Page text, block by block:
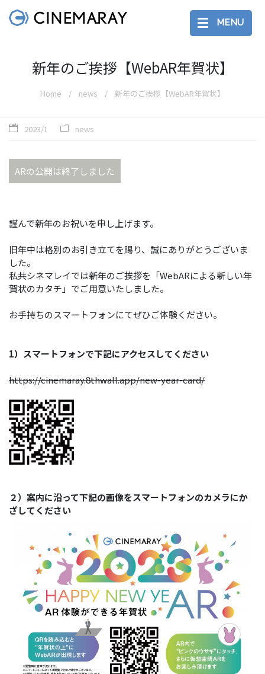
MENU
新年のご挨拶【WebAR年賀状】
Home news 新年のご挨拶【WebAR年賀状】
2023/1 news
ARの公開は終了しました
謹んで新年のお祝いを申し上げます。
旧年中は格別のお引き立てを賜り、誠にありがとうございま
した。
私共シネマレイでは新年のご挨拶を「WebARによる新しい年
賀状のカタチ」でご用意いたしました。
お手持ちのスマートフォンにてぜひご体験ください。
1）スマートフォンで下記にアクセスしてください
https://cinemaray.8thwall.app/new-year-card/
２）案内に沿って下記の画像をスマートフォンのカメラにか
ざしてください